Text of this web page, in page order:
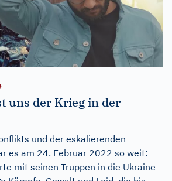
uns der Krieg in der
und der eskalierenden
es am 24. Februar 2022 so weit:
mit seinen Truppen in die Ukraine